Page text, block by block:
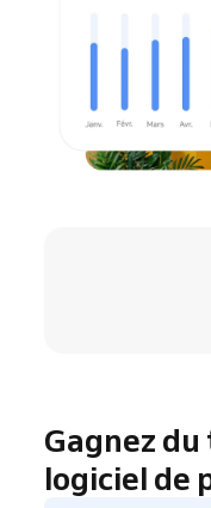
Gagnez
logiciel de